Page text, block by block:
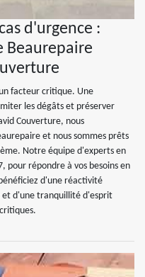
d'urgence :
Beaurepaire
facteur critique. Une
les dégâts et préserver
Couverture, nous
et nous sommes prêts
Notre équipe d'experts en
pour répondre à vos besoins en
d'une réactivité
et d'une tranquillité d'esprit